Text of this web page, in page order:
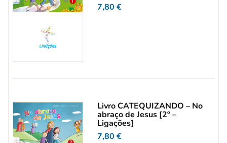
7,80€
Livro CATEQUIZANDO – No
abraço de Jesus [2º –
Ligações]
7,80€